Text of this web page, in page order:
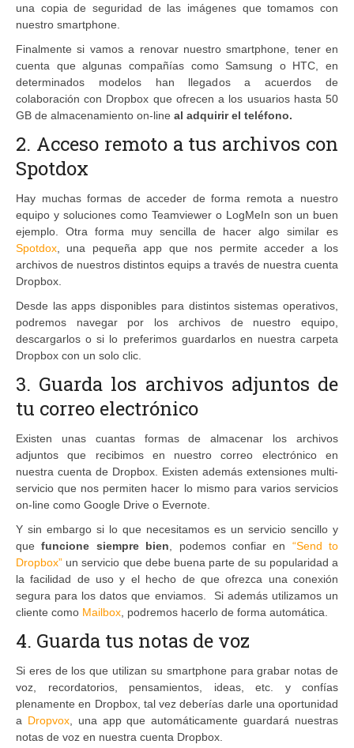
una copia de seguridad de las imágenes que tomamos con
nuestro smartphone.
Finalmente si vamos a renovar nuestro smartphone, tener en
cuenta que algunas compañías como Samsung o HTC, en
determinados modelos han llegados a acuerdos de
colaboración con Dropbox que ofrecen a los usuarios hasta 50
GB de almacenamiento on-line al adquirir el teléfono.
2. Acceso remoto a tus archivos con
Spotdox
Hay muchas formas de acceder de forma remota a nuestro
equipo y soluciones como Teamviewer o LogMeIn son un buen
ejemplo. Otra forma muy sencilla de hacer algo similar es
Spotdox , una pequeña app que nos permite acceder a los
archivos de nuestros distintos equips a través de nuestra cuenta
Dropbox.
Desde las apps disponibles para distintos sistemas operativos,
podremos navegar por los archivos de nuestro equipo,
descargarlos o si lo preferimos guardarlos en nuestra carpeta
Dropbox con un solo clic.
3. Guarda los archivos adjuntos de
tu correo electrónico
Existen unas cuantas formas de almacenar los archivos
adjuntos que recibimos en nuestro correo electrónico en
nuestra cuenta de Dropbox. Existen además extensiones multi-
servicio que nos permiten hacer lo mismo para varios servicios
on-line como Google Drive o Evernote.
Y sin embargo si lo que necesitamos es un servicio sencillo y
que funcione siempre bien , podemos confiar en “Send to
Dropbox” un servicio que debe buena parte de su popularidad a
la facilidad de uso y el hecho de que ofrezca una conexión
segura para los datos que enviamos. Si además utilizamos un
cliente como Mailbox , podremos hacerlo de forma automática.
4. Guarda tus notas de voz
Si eres de los que utilizan su smartphone para grabar notas de
voz, recordatorios, pensamientos, ideas, etc. y confías
plenamente en Dropbox, tal vez deberías darle una oportunidad
a Dropvox, una app que automáticamente guardará nuestras
notas de voz en nuestra cuenta Dropbox.